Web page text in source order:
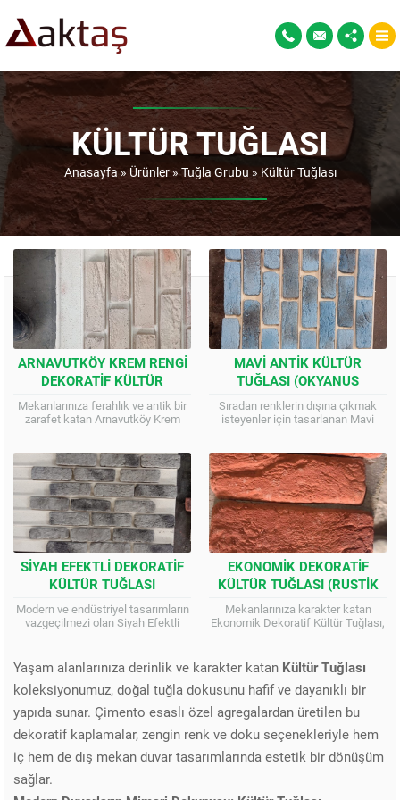
KÜLTÜR TUĞLASI
Anasayfa»Ürünler»Tuğla Grubu »Kültür Tuğlası
ARNAVUTKÖY KREM RENGI
DEKORATIF KÜLTÜR
TUĞLASI (DOĞAL DOKULU
KAPLAMA)
Mekanlarınıza ferahlık ve antik bir
zarafet katan Arnavutköy Krem
çıkar....
MAVI ANTIK KÜLTÜR
TUĞLASI (OKYANUS
HARMANI DEKORATIF
KAPLAMA)
Sıradan renklerin dışına çıkmak
isteyenler için tasarlanan Mavi
Derin mavi geçişleri...
SIYAH EFEKTLI DEKORATIF
KÜLTÜR TUĞLASI
(ANTRASIT HARMAN)
Modern ve endüstriyel tasarımların
vazgeçilmezi olan Siyah Efektli
taşır. Hafifletilmiş yapısı ve...
EKONOMIK DEKORATIF
KÜLTÜR TUĞLASI (RUSTIK
SERI)
Mekanlarınıza karakter katan
Ekonomik Dekoratif Kültür Tuğlası,
zengin dokusuyla iç...
Yaşam alanlarınıza derinlik ve karakter katan Kültür Tuğlası
koleksiyonumuz, doğal tuğla dokusunu hafif ve dayanıklı bir
yapıda sunar. Çimento esaslı özel agregalardan üretilen bu
dekoratif kaplamalar, zengin renk ve doku seçenekleriyle hem
iç hem de dış mekan duvar tasarımlarında estetik bir dönüşüm
sağlar.